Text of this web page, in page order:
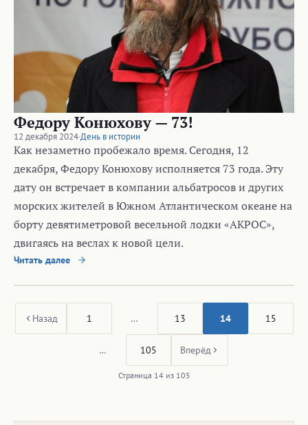
Федору Конюхову — 73!
12 декабря 2024·День в истории
Как незаметно пробежало время. Сегодня, 12
декабря, Федору Конюхову исполняется 73 года. Эту
дату он встречает в компании альбатросов и других
морских жителей в Южном Атлантическом океане на
борту девятиметровой весельной лодки «АКРОС»,
двигаясь на веслах к новой цели.
Читать далее
Назад 1 … 13 14 15
… 105 Вперёд
Страница 14 из 105